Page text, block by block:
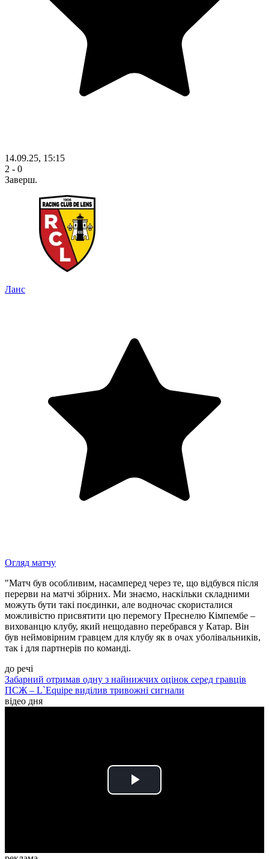
14.09.25, 15:15
2 - 0
Заверш.
Ланс
Огляд матчу
"Матч був особливим, насамперед через те, що відбувся після
перерви на матчі збірних. Ми знаємо, наскільки складними
можуть бути такі поєдинки, але водночас скористалися
можливістю присвятити цю перемогу Преснелю Кімпембе –
вихованцю клубу, який нещодавно перебрався у Катар. Він
був неймовірним гравцем для клубу як в очах уболівальників,
так і для партнерів по команді.
до речі
Забарний отримав одну з найнижчих оцінок серед гравців
ПСЖ – L`Equipe виділив тривожні сигнали
відео дня
Play